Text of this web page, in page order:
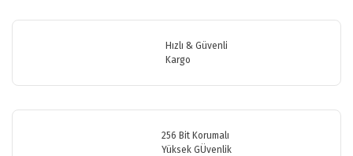
Ürün fiyatı diğer sitelerden daha pahalı.
Hızlı & Güvenli
Kargo
256 Bit Korumalı
Yüksek GÜvenlik